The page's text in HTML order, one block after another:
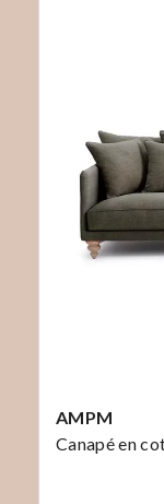
AMPM
Canapé en